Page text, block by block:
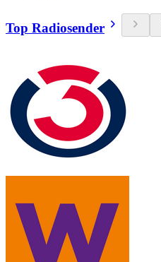
Top Radiosender